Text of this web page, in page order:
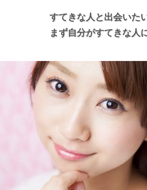
すてきな人と出会いた
まず自分がすてきな人